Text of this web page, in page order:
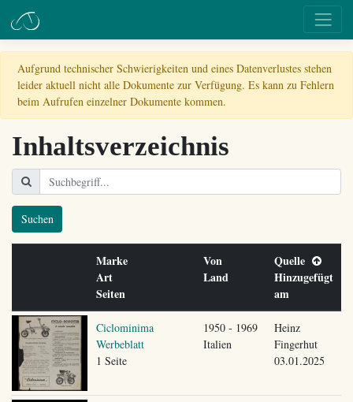
Aufgrund technischer Schwierigkeiten und eines Datenverlustes stehen
leider aktuell nicht alle Dokumente zur Verfügung. Es kann zu Fehlern
beim Aufrufen einzelner Dokumente kommen.
Inhaltsverzeichnis
Suchen
Marke
Art
Seiten
Von
Land
Quelle
Hinzugefügt
am
Ciclominima
Werbeblatt
1 Seite
1950 - 1969
Italien
Heinz
Fingerhut
03.01.2025